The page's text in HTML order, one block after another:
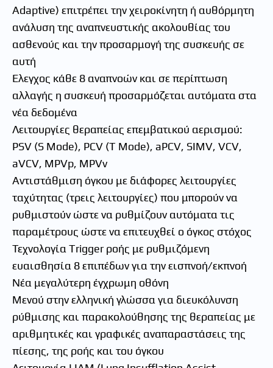
Αdaptive) επιτρέπει την χειροκίνητη ή αυθόρμητη
ανάλυση της αναπνευστικής ακολουθίας του
ασθενούς και την προσαρμογή της συσκευής σε
αυτή
Έλεγχος κάθε 8 αναπνοών και σε περίπτωση
αλλαγής η συσκευή προσαρμόζεται αυτόματα στα
νέα δεδομένα
Λειτουργίες θεραπείας επεμβατικού αερισμού:
PSV (S Mode), PCV (T Mode), aPCV, SIMV, VCV,
aVCV, MPVp, MPVv
Αντιστάθμιση όγκου με διάφορες λειτουργίες
ταχύτητας (τρεις λειτουργίες) που μπορούν να
ρυθμιστούν ώστε να ρυθμίζουν αυτόματα τις
παραμέτρους ώστε να επιτευχθεί ο όγκος στόχος
Τεχνολογία Trigger ροής με ρυθμιζόμενη
ευαισθησία 8 επιπέδων για την εισπνοή/εκπνοή
Νέα μεγαλύτερη έγχρωμη οθόνη
Μενού στην ελληνική γλώσσα για διευκόλυνση
ρύθμισης και παρακολούθησης της θεραπείας με
αριθμητικές και γραφικές αναπαραστάσεις της
πίεσης, της ροής και του όγκου